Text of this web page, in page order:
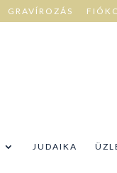
GRAVÍROZÁS
JUDAIKA